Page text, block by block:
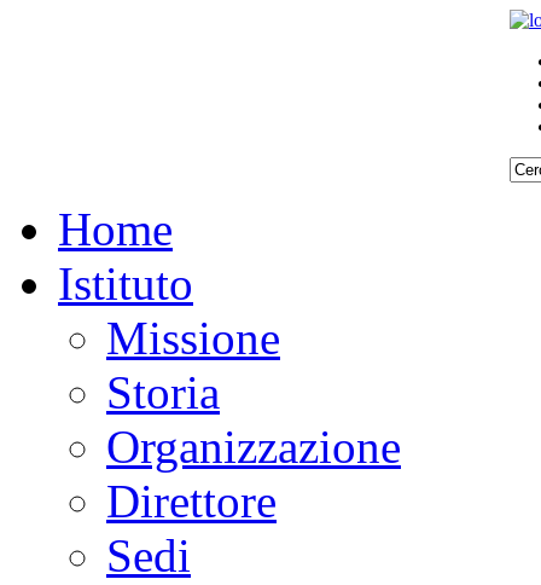
Home
Istituto
Missione
Storia
Organizzazione
Direttore
Sedi